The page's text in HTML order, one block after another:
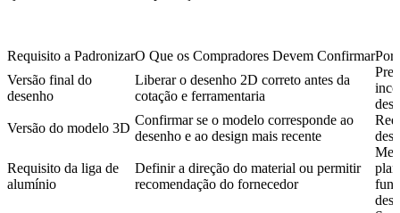
Requisito a PadronizarO Que os Compradores Devem ConfirmarPor
Versão final do
desenho
Liberar o desenho 2D correto antes da
cotação e ferramentaria
Versão do modelo 3D
Confirmar se o modelo corresponde ao
desenho e ao design mais recente
Requisito da liga de
alumínio
Definir a direção do material ou permitir
recomendação do fornecedor